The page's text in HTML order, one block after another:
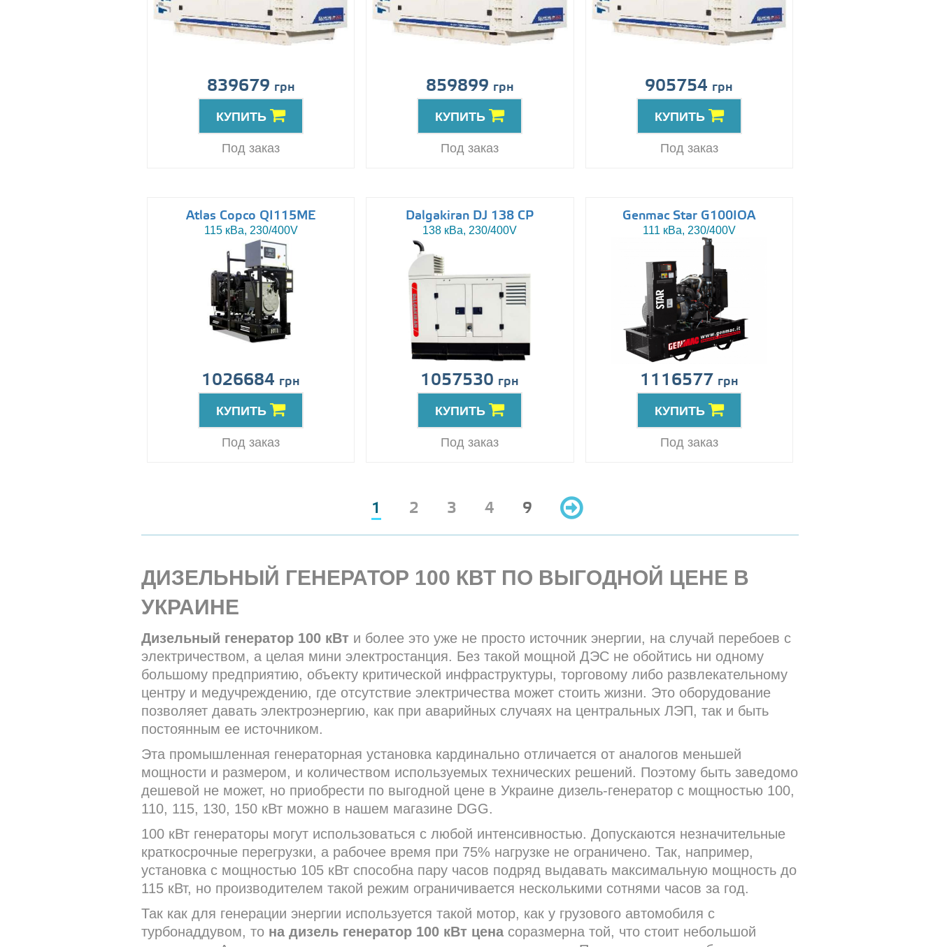
839679 грн
КУПИТЬ
Под заказ
859899 грн
КУПИТЬ
Под заказ
905754 грн
КУПИТЬ
Под заказ
Atlas Copco QI115ME
115 кВа, 230/400V
1026684 грн
КУПИТЬ
Под заказ
Dalgakiran DJ 138 CP
138 кВа, 230/400V
1057530 грн
КУПИТЬ
Под заказ
Genmac Star G100IOA
111 кВа, 230/400V
1116577 грн
КУПИТЬ
Под заказ
1 2 3 4 9
ДИЗЕЛЬНЫЙ ГЕНЕРАТОР 100 КВТ ПО ВЫГОДНОЙ ЦЕНЕ В
УКРАИНЕ
Дизельный генератор 100 кВт и более это уже не просто источник энергии, на случай перебоев с
электричеством, а целая мини электростанция. Без такой мощной ДЭС не обойтись ни одному
большому предприятию, объекту критической инфраструктуры, торговому либо развлекательному
центру и медучреждению, где отсутствие электричества может стоить жизни. Это оборудование
позволяет давать электроэнергию, как при аварийных случаях на центральных ЛЭП, так и быть
постоянным ее источником.
Эта промышленная генераторная установка кардинально отличается от аналогов меньшей
мощности и размером, и количеством используемых технических решений. Поэтому быть заведомо
дешевой не может, но приобрести по выгодной цене в Украине дизель-генератор с мощностью 100,
110, 115, 130, 150 кВт можно в нашем магазине DGG.
100 кВт генераторы могут использоваться с любой интенсивностью. Допускаются незначительные
краткосрочные перегрузки, а рабочее время при 75% нагрузке не ограничено. Так, например,
установка с мощностью 105 кВт способна пару часов подряд выдавать максимальную мощность до
115 кВт, но производителем такой режим ограничивается несколькими сотнями часов за год.
Так как для генерации энергии используется такой мотор, как у грузового автомобиля с
турбонаддувом, то на дизель генератор 100 кВт ценасоразмерна той, что стоит небольшой